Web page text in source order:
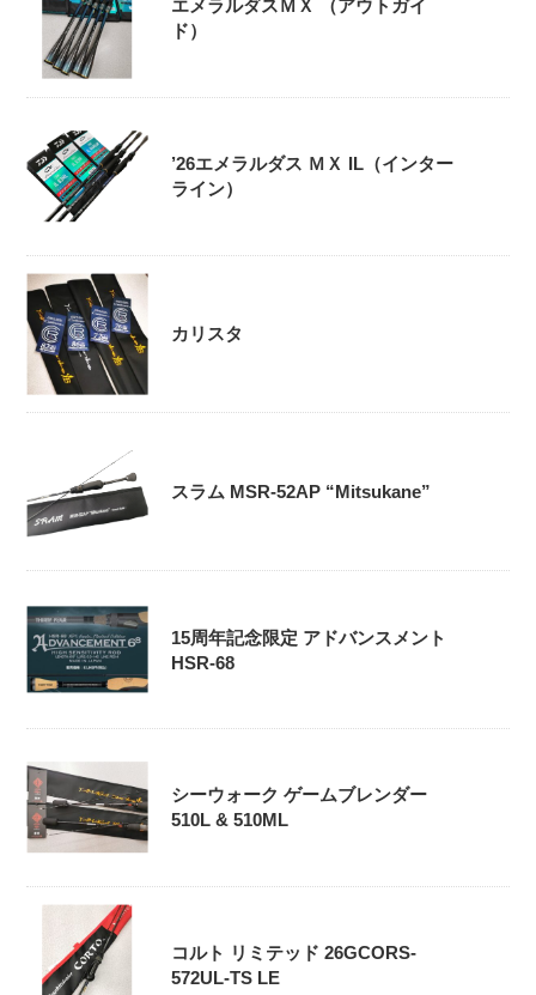
エメラルダスＭＸ （アウトガイ
ド）
’26エメラルダス ＭＸ IL（インター
ライン）
カリスタ
スラム MSR-52AP “Mitsukane”
15周年記念限定 アドバンスメント
HSR-68
シーウォーク ゲームブレンダー
510L & 510ML
コルト リミテッド 26GCORS-
572UL-TS LE